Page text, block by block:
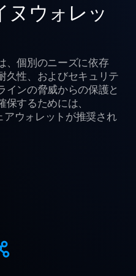
ヌウォレッ
、個別のニーズに依存
久性、およびセキュリテ
インの脅威からの保護と
するためには、
ウォレットが推奨され